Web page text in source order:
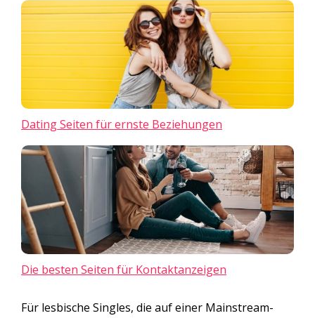
Dating Seiten für ernste Beziehungen
Die besten Seiten für Kontaktanzeigen
Für lesbische Singles, die auf einer Mainstream-